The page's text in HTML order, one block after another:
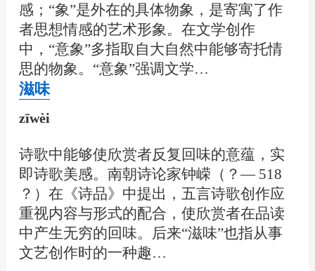
感；“象”是外在的具体物象，是寄寓了作
者思想情感的艺术形象。在文学创作
中，“意象”多指取自大自然中能够寄托情
思的物象。“意象”强调文学…
滋味
zīwèi
诗歌中能够使欣赏者反复回味的意蕴，实
即诗歌美感。南朝诗论家钟嵘（？— 518
？）在《诗品》中提出，五言诗歌创作应
重视内容与形式的配合，使欣赏者在品读
中产生无穷的回味。后来“滋味”也指从事
文艺创作时的一种趣…